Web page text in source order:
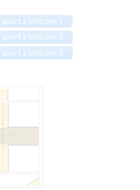
z obliczeń 1
z obliczeń 2
z obliczeń 3